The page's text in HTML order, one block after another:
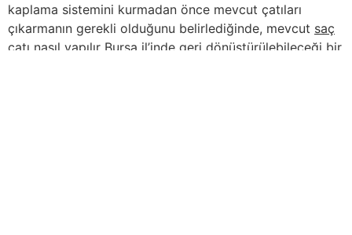
kaplama sistemini kurmadan önce mevcut çatıları
çıkarmanın gerekli olduğunu belirlediğinde, mevcut saç
çatı nasıl yapılır Bursa il’inde geri dönüştürülebileceği bir